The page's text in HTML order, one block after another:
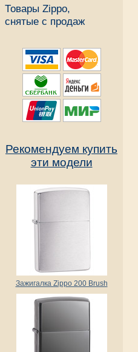
Товары Zippo,
снятые с продаж
Рекомендуем купить
эти модели
Зажигалка Zippo 200 Brush